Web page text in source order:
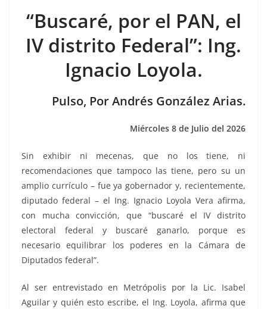
c
e
b
o
itt
er
ai
l
at
s
A
p
p
p
y
Li
n
k
e
gr
a
m
ar
e
“Buscaré, por el PAN, el
IV distrito Federal”: Ing.
Ignacio Loyola.
Pulso, Por Andrés González Arias.
Miércoles 8 de Julio del 2026
Sin exhibir ni mecenas, que no los tiene, ni
recomendaciones que tampoco las tiene, pero su un
amplio currículo – fue ya gobernador y, recientemente,
diputado federal – el Ing. Ignacio Loyola Vera afirma,
con mucha convicción, que “buscaré el IV distrito
electoral federal y buscaré ganarlo, porque es
necesario equilibrar los poderes en la Cámara de
Diputados federal”.
Al ser entrevistado en Metrópolis por la Lic. Isabel
Aguilar y quién esto escribe, el Ing. Loyola, afirma que